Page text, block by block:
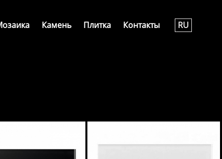
Камень Плитка Контакты RU